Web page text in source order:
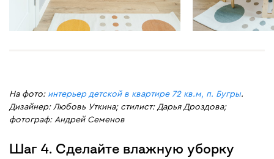
На фото: интерьер детской в квартире 72 кв.м, п. Бугры.
Дизайнер: Любовь Уткина; стилист: Дарья Дроздова;
фотограф: Андрей Семенов
Шаг 4. Сделайте влажную уборку